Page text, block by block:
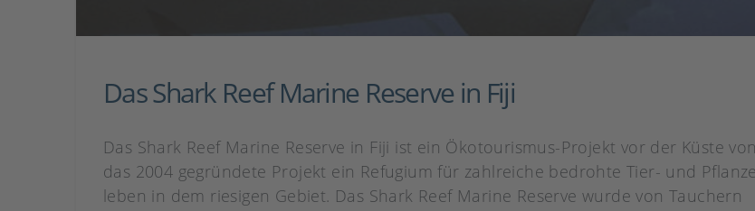
Das Shark Reef Marine Reserve in Fiji
Das Shark Reef Marine Reserve in Fiji ist ein Ökotourismus-Projekt vor der Küste
das 2004 gegründete Projekt ein Refugium für zahlreiche bedrohte Tier- und
leben in dem riesigen Gebiet. Das Shark Reef Marine Reserve wurde von Tauchern